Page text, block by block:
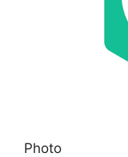
Photo